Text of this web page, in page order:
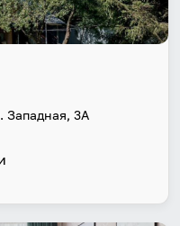
Западная, 3А